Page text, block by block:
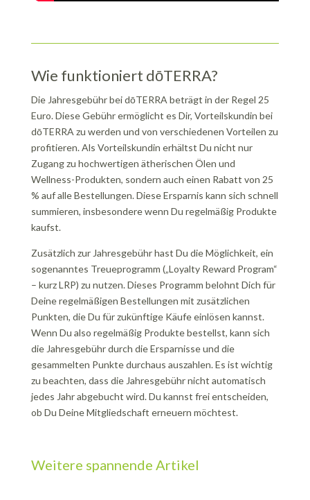
Wie funktioniert dōTERRA?
Die Jahresgebühr bei dōTERRA beträgt in der Regel 25
Euro. Diese Gebühr ermöglicht es Dir, Vorteilskundin bei
dōTERRA zu werden und von verschiedenen Vorteilen zu
profitieren. Als Vorteilskundin erhältst Du nicht nur
Zugang zu hochwertigen ätherischen Ölen und
Wellness-Produkten, sondern auch einen Rabatt von 25
% auf alle Bestellungen. Diese Ersparnis kann sich schnell
summieren, insbesondere wenn Du regelmäßig Produkte
kaufst.
Zusätzlich zur Jahresgebühr hast Du die Möglichkeit, ein
sogenanntes Treueprogramm („Loyalty Reward Program“
– kurz LRP) zu nutzen. Dieses Programm belohnt Dich für
Deine regelmäßigen Bestellungen mit zusätzlichen
Punkten, die Du für zukünftige Käufe einlösen kannst.
Wenn Du also regelmäßig Produkte bestellst, kann sich
die Jahresgebühr durch die Ersparnisse und die
gesammelten Punkte durchaus auszahlen. Es ist wichtig
zu beachten, dass die Jahresgebühr nicht automatisch
jedes Jahr abgebucht wird. Du kannst frei entscheiden,
ob Du Deine Mitgliedschaft erneuern möchtest.
Weitere spannende Artikel